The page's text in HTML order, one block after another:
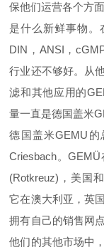
保他们运营各个方
是什么新鲜事物。
DIN，ANSI，
行业还不够好。从
滤和其他应用的
量一直是德国盖米
德国盖米GEMU的
Criesbach。
(Rotkreuz)，美国
它在澳大利亚，英
拥有自己的销售网
他们的其他市场中